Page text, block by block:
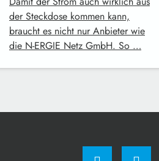
der Steckdose kommen kann,
braucht es nicht nur Anbieter wie
die N-ERGIE Netz GmbH. So …